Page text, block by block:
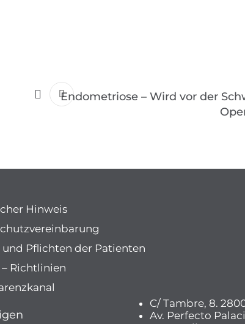
Endometriose – Wird vor der
Hinweis
und Pflichten der Patienten
– Richtlinien
C/ Tambre, 8.
Av. Perfecto